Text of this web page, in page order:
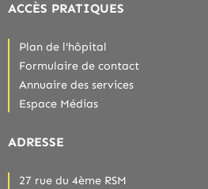
ACCÈS PRATIQUES
Plan de l'hôpital
Formulaire de contact
Annuaire des services
Espace Médias
ADRESSE
27 rue du 4ème RSM